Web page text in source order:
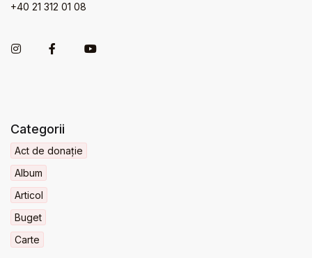
+40 21 312 01 08
Categorii
Act de donație
Album
Articol
Buget
Carte